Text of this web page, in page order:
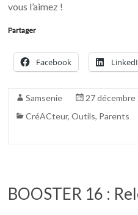
vous l’aimez !
Partager
Facebook
Samsenie
27 décembre
CréACteur,Outils, Parents
BOOSTER 16 :